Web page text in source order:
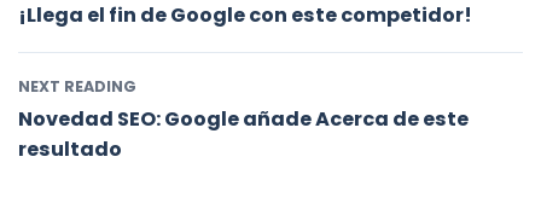
¡Llega el fin de Google con este competidor!
NEXT READING
Novedad SEO: Google añade Acerca de este
resultado